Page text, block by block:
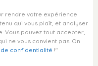
rendre votre expérience
qui vous plaît, et analyser
Vous pouvez tout accepter,
ne vous convient pas. On
de confidentialité !"
en Jamaïque ou
de nouvelles
est une perle des
de culture, de